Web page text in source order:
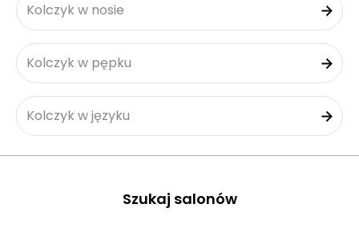
Kolczyk w nosie
Kolczyk w pępku
Kolczyk w języku
Szukaj salonów